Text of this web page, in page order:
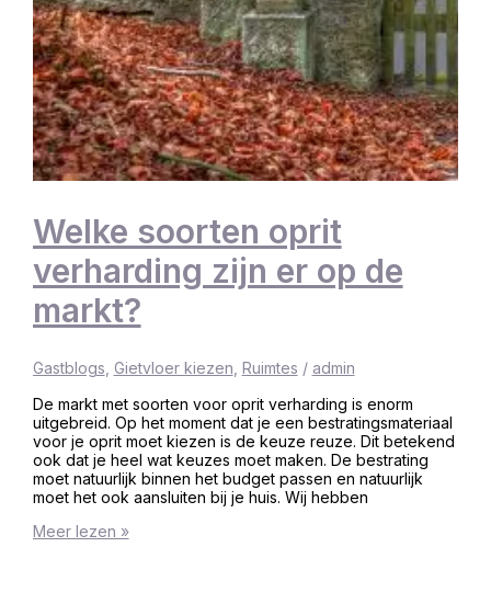
Welke soorten oprit
verharding zijn er op de
markt?
Gastblogs Gietvloer kiezen Ruimtes / admin
De markt met soorten voor oprit verharding is enorm
uitgebreid. Op het moment dat je een bestratingsmateriaal
voor je oprit moet kiezen is de keuze reuze. Dit betekend
ook dat je heel wat keuzes moet maken. De bestrating
moet natuurlijk binnen het budget passen en natuurlijk
moet het ook aansluiten bij je huis. Wij hebben
Meer lezen »